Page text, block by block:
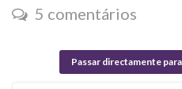
5 comentários
Passar directamente